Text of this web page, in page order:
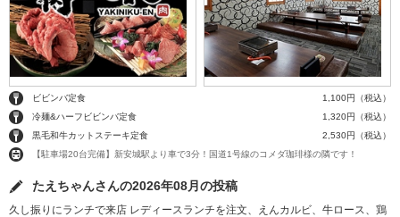
ビビンバ定食
1,100円（税込）
冷麺&ハーフビビンバ定食
1,320円（税込）
黒毛和牛カットステーキ定食
2,530円（税込）
【駐車場20台完備】新安城駅より車で3分！国道1号線のコメダ珈琲様の隣です！
たえちゃんさんの2026年08月の投稿
久し振りにランチで来店 レディースランチを注文、えんカルビ、牛ロース、鶏